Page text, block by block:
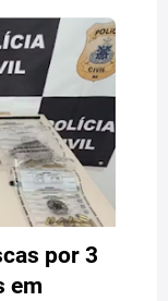
por 3
em